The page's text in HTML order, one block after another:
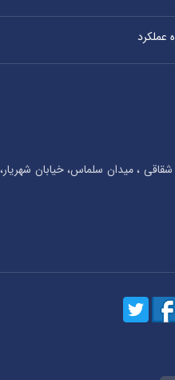
عملکرد
، میدان سلماس، خیابان شهریار،